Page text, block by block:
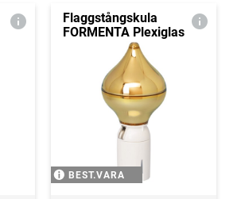
Flaggstångskula
FORMENTA Plexiglas
BEST.VARA